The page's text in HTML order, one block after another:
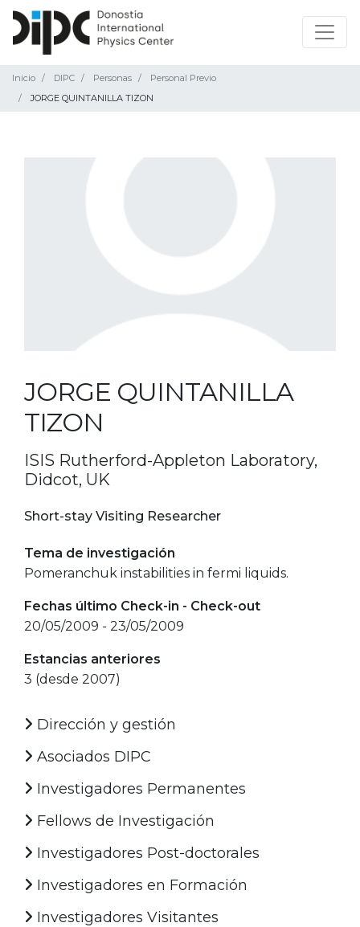
Inicio DIPC Personas
Personal Previo
JORGE QUINTANILLA TIZON
JORGE QUINTANILLA
TIZON
ISIS Rutherford-Appleton Laboratory,
Didcot, UK
Short-stay Visiting Researcher
Tema de investigación
Pomeranchuk instabilities in fermi liquids.
Fechas último Check-in - Check-out
20/05/2009 - 23/05/2009
Estancias anteriores
3 (desde 2007)
Dirección y gestión
Asociados DIPC
Investigadores Permanentes
Fellows de Investigación
Investigadores Post-doctorales
Investigadores en Formación
Investigadores Visitantes